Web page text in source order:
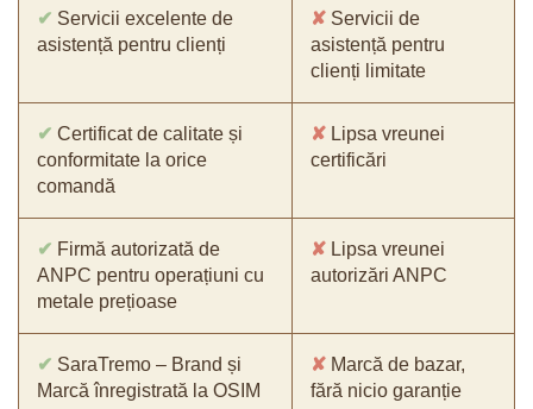
✔ Servicii excelente de
asistență pentru clienți
✘ Servicii de
asistență pentru
clienți limitate
✔ Certificat de calitate și
conformitate la orice
comandă
✘ Lipsa vreunei
certificări
✔ Firmă autorizată de
ANPC pentru operațiuni cu
metale prețioase
✘ Lipsa vreunei
autorizări ANPC
✔ SaraTremo – Brand și
Marcă înregistrată la OSIM
✘ Marcă de bazar,
fără nicio garanție